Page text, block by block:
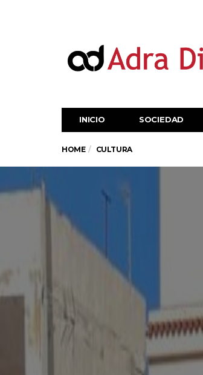
INICIO SOCIEDAD
HOME CULTURA